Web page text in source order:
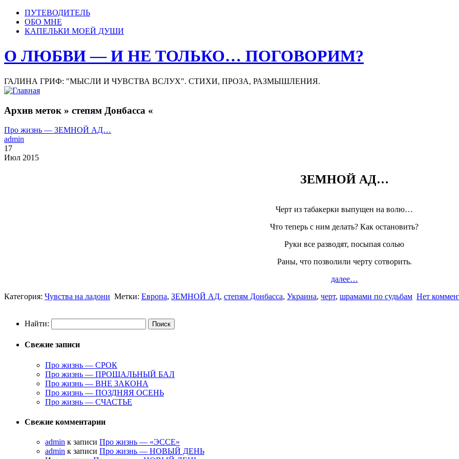
ПУТЕВОДИТЕЛЬ
ОБО МНЕ
КАПЕЛЬКИ МОЕЙ ДУШИ
О ЛЮБВИ — И НЕ ТОЛЬКО… ПОГОВОРИМ?
ГАЛИНА ГРИФ: "МЫСЛИ И ЧУВСТВА ВСЛУХ". СТИХИ, ПРОЗА, РАЗМЫШЛЕНИЯ.
Архив меток » степям Донбасса «
Про жизнь — ЗЕМНОЙ АД…
admin
17
Июл 2015
ЗЕМНОЙ АД…
Черт из табакерки выпущен на волю…
Что теперь с ним делать? Как остановить?
Руки все разводят, посыпая солью
Раны, что позволили черту сотворить.
далее…
Категория: Чувства на ладони Метки: Европа, ЗЕМНОЙ АД, степям Донбасса, Украина, черт, шрамами по судьбам Нет
Найти:
Свежие записи
Про жизнь — СРОК
Про жизнь — ПРОЩАЛЬНЫЙ БАЛ
Про жизнь — ВНЕ ЗАКОНА
Про жизнь — ПОЗДНЯЯ ОСЕНЬ
Про жизнь — СЧАСТЬЕ
Свежие комментарии
admin к записи Про жизнь — «ЭССЕ»
admin к записи Про жизнь — НОВЫЙ ДЕНЬ